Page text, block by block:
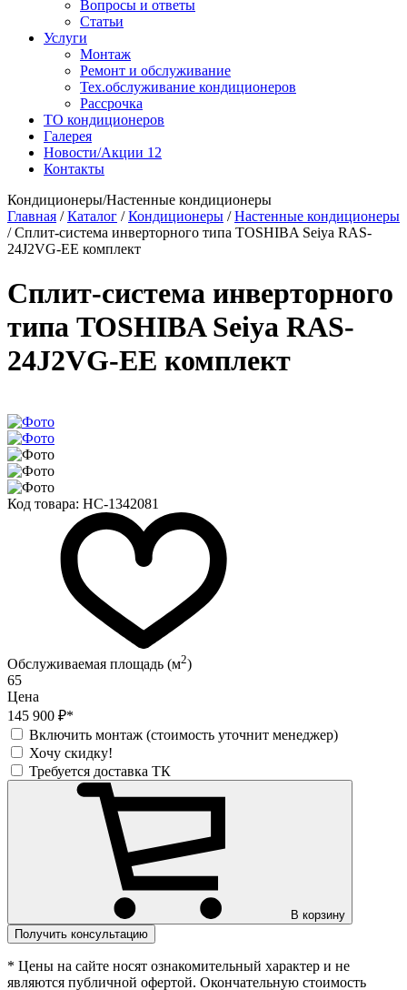
Вопросы и ответы
Статьи
Услуги
Монтаж
Ремонт и обслуживание
Тех.обслуживание кондиционеров
Рассрочка
ТО кондиционеров
Галерея
Новости/Акции 12
Контакты
Кондиционеры/Настенные кондиционеры
Главная /Каталог /Кондиционеры /Настенные кондиционеры
/Сплит-система инверторного типа TOSHIBA Seiya RAS-
24J2VG-EE комплект
Сплит-система инверторного
типа TOSHIBA Seiya RAS-
24J2VG-EE комплект
Код товара: НС-1342081
Обслуживаемая площадь (м2)
65
Цена
145 900 ₽*
Включить монтаж (стоимость уточнит менеджер)
Хочу скидку!
Требуется доставка ТК
В корзину
Получить консультацию
* Цены на сайте носят ознакомительный характер и не
являются публичной офертой. Окончательную стоимость